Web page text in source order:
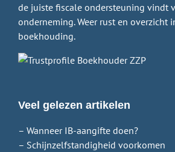
de juiste fiscale ondersteuning vindt
onderneming. Weer rust en overzicht
boekhouding.
Veel gelezen artikelen
– Wanneer IB-aangifte doen?
– Schijnzelfstandigheid voorkomen